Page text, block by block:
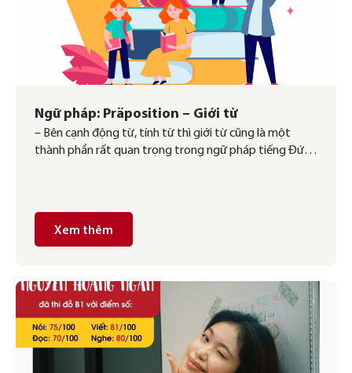
Ngữ pháp: Präposition – Giới từ
– Bên cạnh động từ, tính từ thì giới từ cũng là một
thành phần rất quan trọng trong ngữ pháp tiếng Đức.
Xem thêm